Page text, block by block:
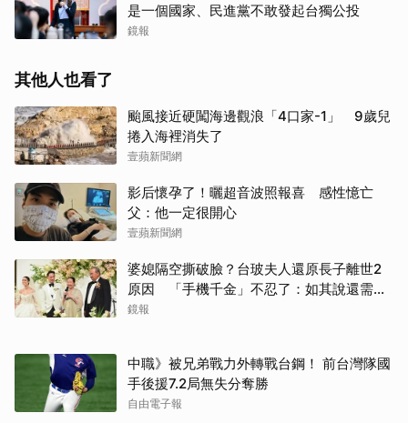
是一個國家、民進黨不敢發起台獨公投
鏡報
其他人也看了
颱風接近硬闖海邊觀浪「4口家-1」 9歲兒
捲入海裡消失了
壹蘋新聞網
影后懷孕了！曬超音波照報喜 感性憶亡
父：他一定很開心
壹蘋新聞網
婆媳隔空撕破臉？台玻夫人還原長子離世2
原因 「手機千金」不忍了：如其說還需要
離開嗎？
鏡報
中職》被兄弟戰力外轉戰台鋼！ 前台灣隊國
手後援7.2局無失分奪勝
自由電子報